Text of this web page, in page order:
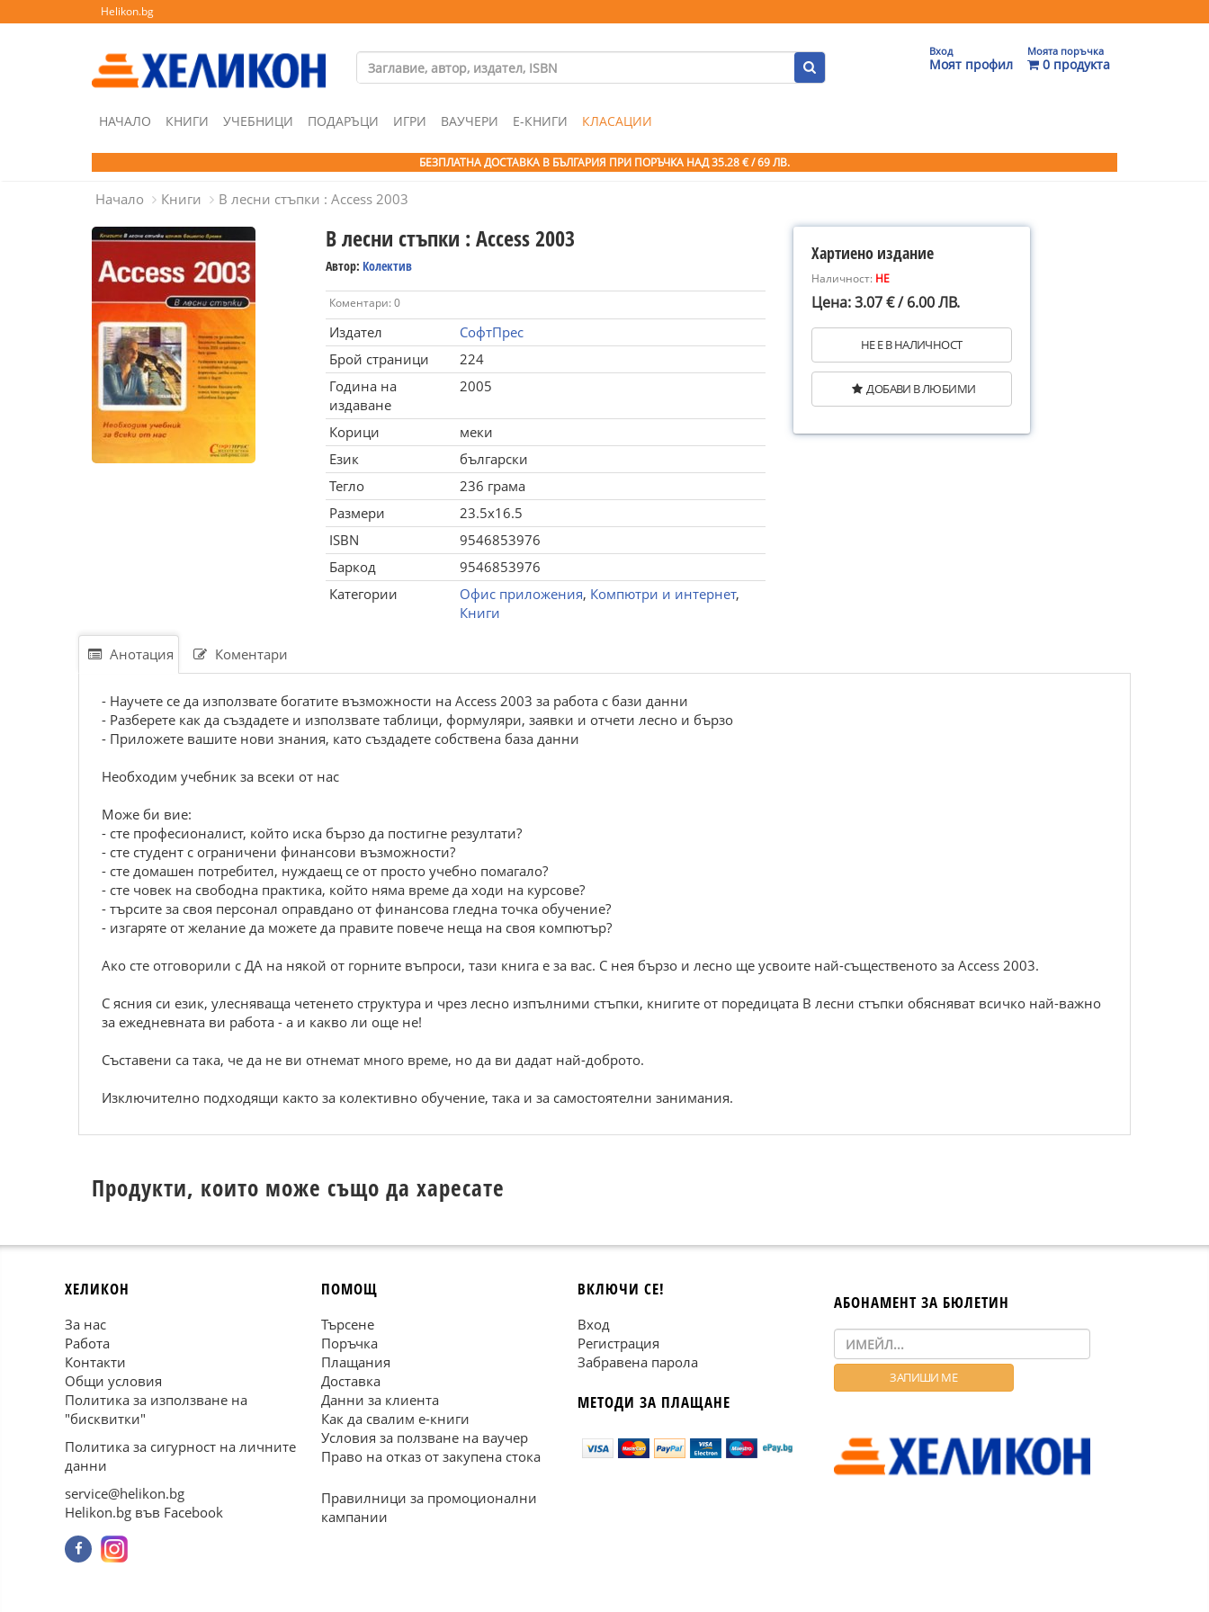
Helikon.bg
Вход
Моят профил
Моята поръчка
0 продукта
НАЧАЛО КНИГИ УЧЕБНИЦИ ПОДАРЪЦИ ИГРИ ВАУЧЕРИ Е-КНИГИ КЛАСАЦИИ
БЕЗПЛАТНА ДОСТАВКА В БЪЛГАРИЯ ПРИ ПОРЪЧКА НАД 35.28 € / 69 ЛВ.
Начало Книги В лесни стъпки : Access 2003
В лесни стъпки : Access 2003
Автор: Колектив
Коментари: 0
Издател
СофтПрес
Брой страници
224
Година на
издаване
2005
Корици
меки
Език
български
Тегло
236 грама
Размери
23.5x16.5
ISBN
9546853976
Баркод
9546853976
Категории
Офис приложения, Компютри и интернет,
Книги
Хартиено издание
Наличност: НЕ
Цена: 3.07 € / 6.00 ЛВ.
НЕ Е В НАЛИЧНОСТ
ДОБАВИ В ЛЮБИМИ
Анотация Коментари
- Научете се да използвате богатите възможности на Access 2003 за работа с бази данни
- Разберете как да създадете и използвате таблици, формуляри, заявки и отчети лесно и бързо
- Приложете вашите нови знания, като създадете собствена база данни
Необходим учебник за всеки от нас
Може би вие:
- сте професионалист, който иска бързо да постигне резултати?
- сте студент с ограничени финансови възможности?
- сте домашен потребител, нуждаещ се от просто учебно помагало?
- сте човек на свободна практика, който няма време да ходи на курсове?
- търсите за своя персонал оправдано от финансова гледна точка обучение?
- изгаряте от желание да можете да правите повече неща на своя компютър?
Ако сте отговорили с ДА на някой от горните въпроси, тази книга е за вас. С нея бързо и лесно ще усвоите най-същественото за Access 2003.
С ясния си език, улесняваща четенето структура и чрез лесно изпълними стъпки, книгите от поредицата В лесни стъпки обясняват всичко най-важно
за ежедневната ви работа - а и какво ли още не!
Съставени са така, че да не ви отнемат много време, но да ви дадат най-доброто.
Изключително подходящи както за колективно обучение, така и за самостоятелни занимания.
Продукти, които може също да харесате
ХЕЛИКОН
За нас
Работа
Контакти
Общи условия
Политика за използване на
"бисквитки"
Политика за сигурност на личните
данни
service@helikon.bg
Helikon.bg във Facebook
ПОМОЩ
Търсене
Поръчка
Плащания
Доставка
Данни за клиента
Как да свалим е-книги
Условия за ползване на ваучер
Право на отказ от закупена стока
Правилници за промоционални
кампании
ВКЛЮЧИ СЕ!
Вход
Регистрация
Забравена парола
МЕТОДИ ЗА ПЛАЩАНЕ
АБОНАМЕНТ ЗА БЮЛЕТИН